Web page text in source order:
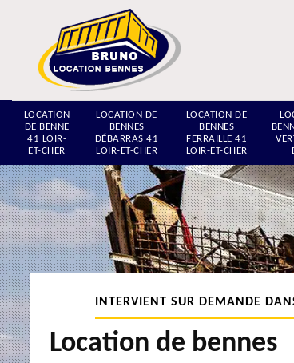
LOCATION
DE BENNE
41 LOIR-
ET-CHER
LOCATION DE
BENNES
DÉBARRAS 41
LOIR-ET-CHER
LOCATION DE
BENNES
FERRAILLE 41
LOIR-ET-CHER
INTERVIENT SUR DEMANDE
Location de bennes